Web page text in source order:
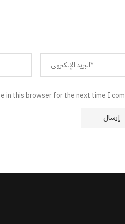
in this browser for the next time I